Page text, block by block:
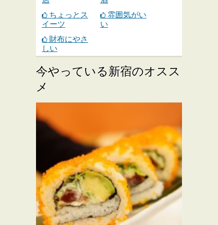
ちょっとス
イーツ
雰囲気がい
い
財布にやさ
しい
今やっている新宿のオスス
メ